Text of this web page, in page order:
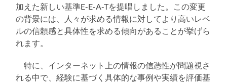
加えた新しい基準E-E-A-Tを提唱しました。この変更
の背景には、人々が求める情報に対してより高いレベ
ルの信頼感と具体性を求める傾向があることが挙げら
れます。
特に、インターネット上の情報の信憑性が問題視さ
れる中で、経験に基づく具体的な事例や実績を評価基